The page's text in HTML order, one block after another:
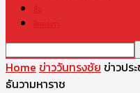
สื่อ
ติดต่อเรา
Home ข่าววันทรงชัย ข่าวปร
ธันวามหาราช